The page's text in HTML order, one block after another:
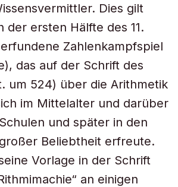
Dies gilt
der ersten Hälfte des 11.
Zahlenkampfspiel
das auf der Schrift des
um 524) über die Arithmetik
im Mittelalter und darüber
und später in den
Beliebtheit erfreute.
Vorlage in der Schrift
an einigen